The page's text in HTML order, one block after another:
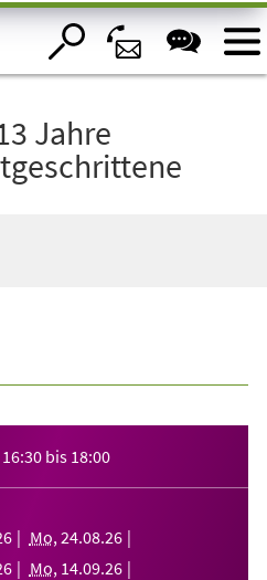
Jahre
16:30 bis 18:00
Mo, 24.08.26
Mo, 14.09.26